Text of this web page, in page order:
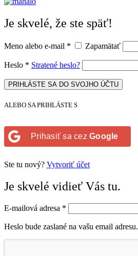
Je skvelé, že ste späť!
Meno alebo e-mail * Zapamätať
Heslo * Stratené heslo?
PRIHLÁSTE SA DO SVOJHO ÚČTU
ALEBO SA PRIHLÁSTE S
Prihasiť sa cez Google
Ste tu nový? Vytvoriť účet
Je skvelé vidieť Vás tu.
E-mailová adresa *
Heslo bude zaslané na vašu email adresu.